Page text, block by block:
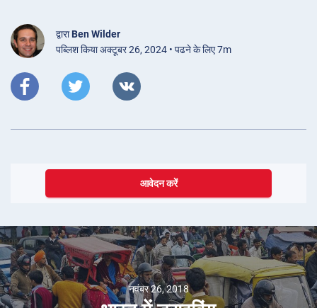
द्वाराBen Wilder
पब्लिश किया अक्टूबर 26, 2024 • पढने के लिए 7m
आवेदन करें
नवंबर 26, 2018